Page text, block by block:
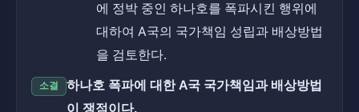
에 정박 중인 하나호를 폭파시킨 행위에
대하여 A국의 국가책임 성립과 배상방법
을 검토한다.
소결
하나호 폭파에 대한 A국 국가책임과 배상방법
이 쟁점이다.